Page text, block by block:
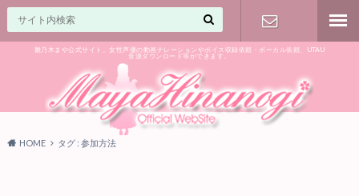
雛乃木まや公式サイト。女性声優の動画ナレーションやボイス収録依頼・ボーカル依頼、UTAU
音源ダウンロード等ができます。
気軽に♪
HOME タグ : 参加方法